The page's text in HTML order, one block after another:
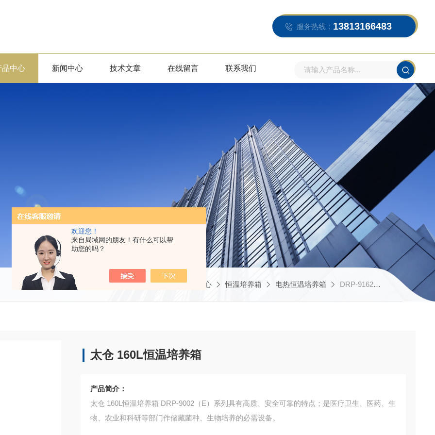
欢迎您！
来自局域网的朋友！有什么可以帮
助您的吗？
服务热线： 13813166483
品中心 新闻中心 技术文章 在线留言 联系我们
当前位置：首页 产品中心 恒温培养箱 电热恒温培养箱 DRP-9162太仓 160L恒温培养箱
太仓 160L恒温培养箱
产品简介：
太仓 160L恒温培养箱 DRP-9002（E）系列具有高质、安全可靠的特点；是医疗卫生、医药、生
物、农业和科研等部门作储藏菌种、生物培养的必需设备。